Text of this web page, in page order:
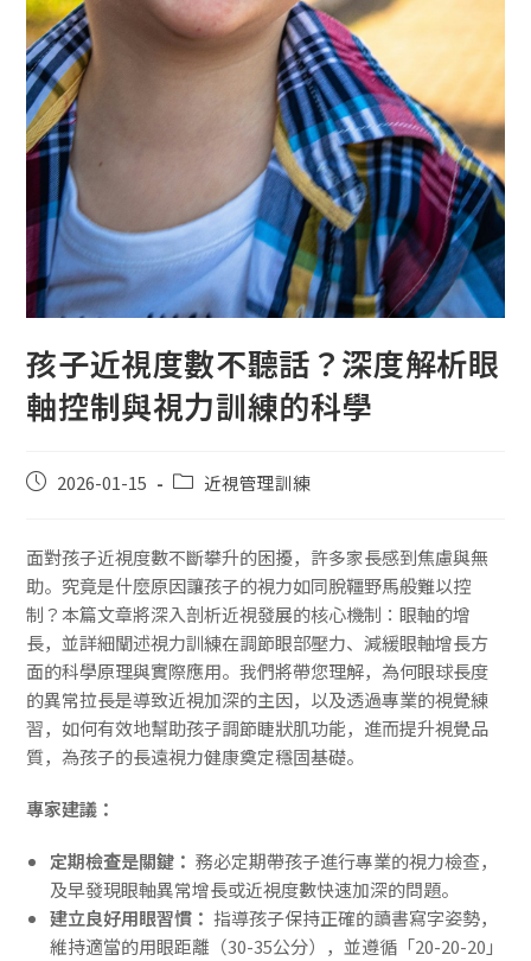
孩子近視度數不聽話？深度解析眼
軸控制與視力訓練的科學
2026-01-15 近視管理訓練
面對孩子近視度數不斷攀升的困擾，許多家長感到焦慮與無
助。究竟是什麼原因讓孩子的視力如同脫韁野馬般難以控
制？本篇文章將深入剖析近視發展的核心機制：眼軸的增
長，並詳細闡述視力訓練在調節眼部壓力、減緩眼軸增長方
面的科學原理與實際應用。我們將帶您理解，為何眼球長度
的異常拉長是導致近視加深的主因，以及透過專業的視覺練
習，如何有效地幫助孩子調節睫狀肌功能，進而提升視覺品
質，為孩子的長遠視力健康奠定穩固基礎。
專家建議：
定期檢查是關鍵： 務必定期帶孩子進行專業的視力檢查，
及早發現眼軸異常增長或近視度數快速加深的問題。
建立良好用眼習慣： 指導孩子保持正確的讀書寫字姿勢，
維持適當的用眼距離（30-35公分），並遵循「20-20-20」